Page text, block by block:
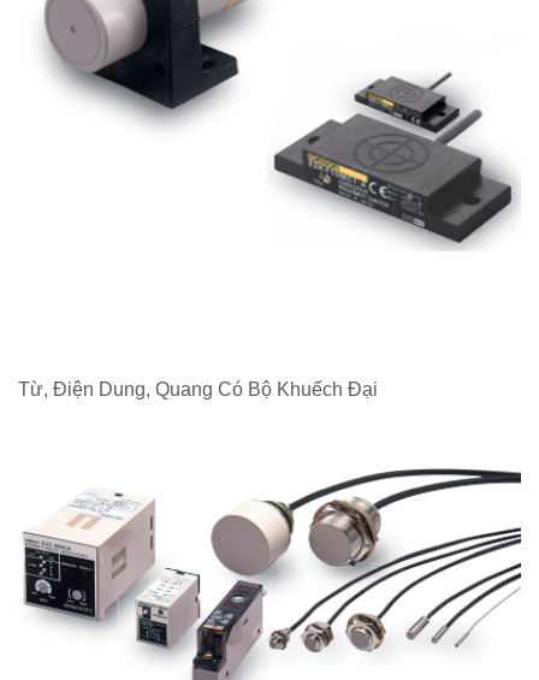
Từ, Điện Dung, Quang Có Bộ Khuếch Đại